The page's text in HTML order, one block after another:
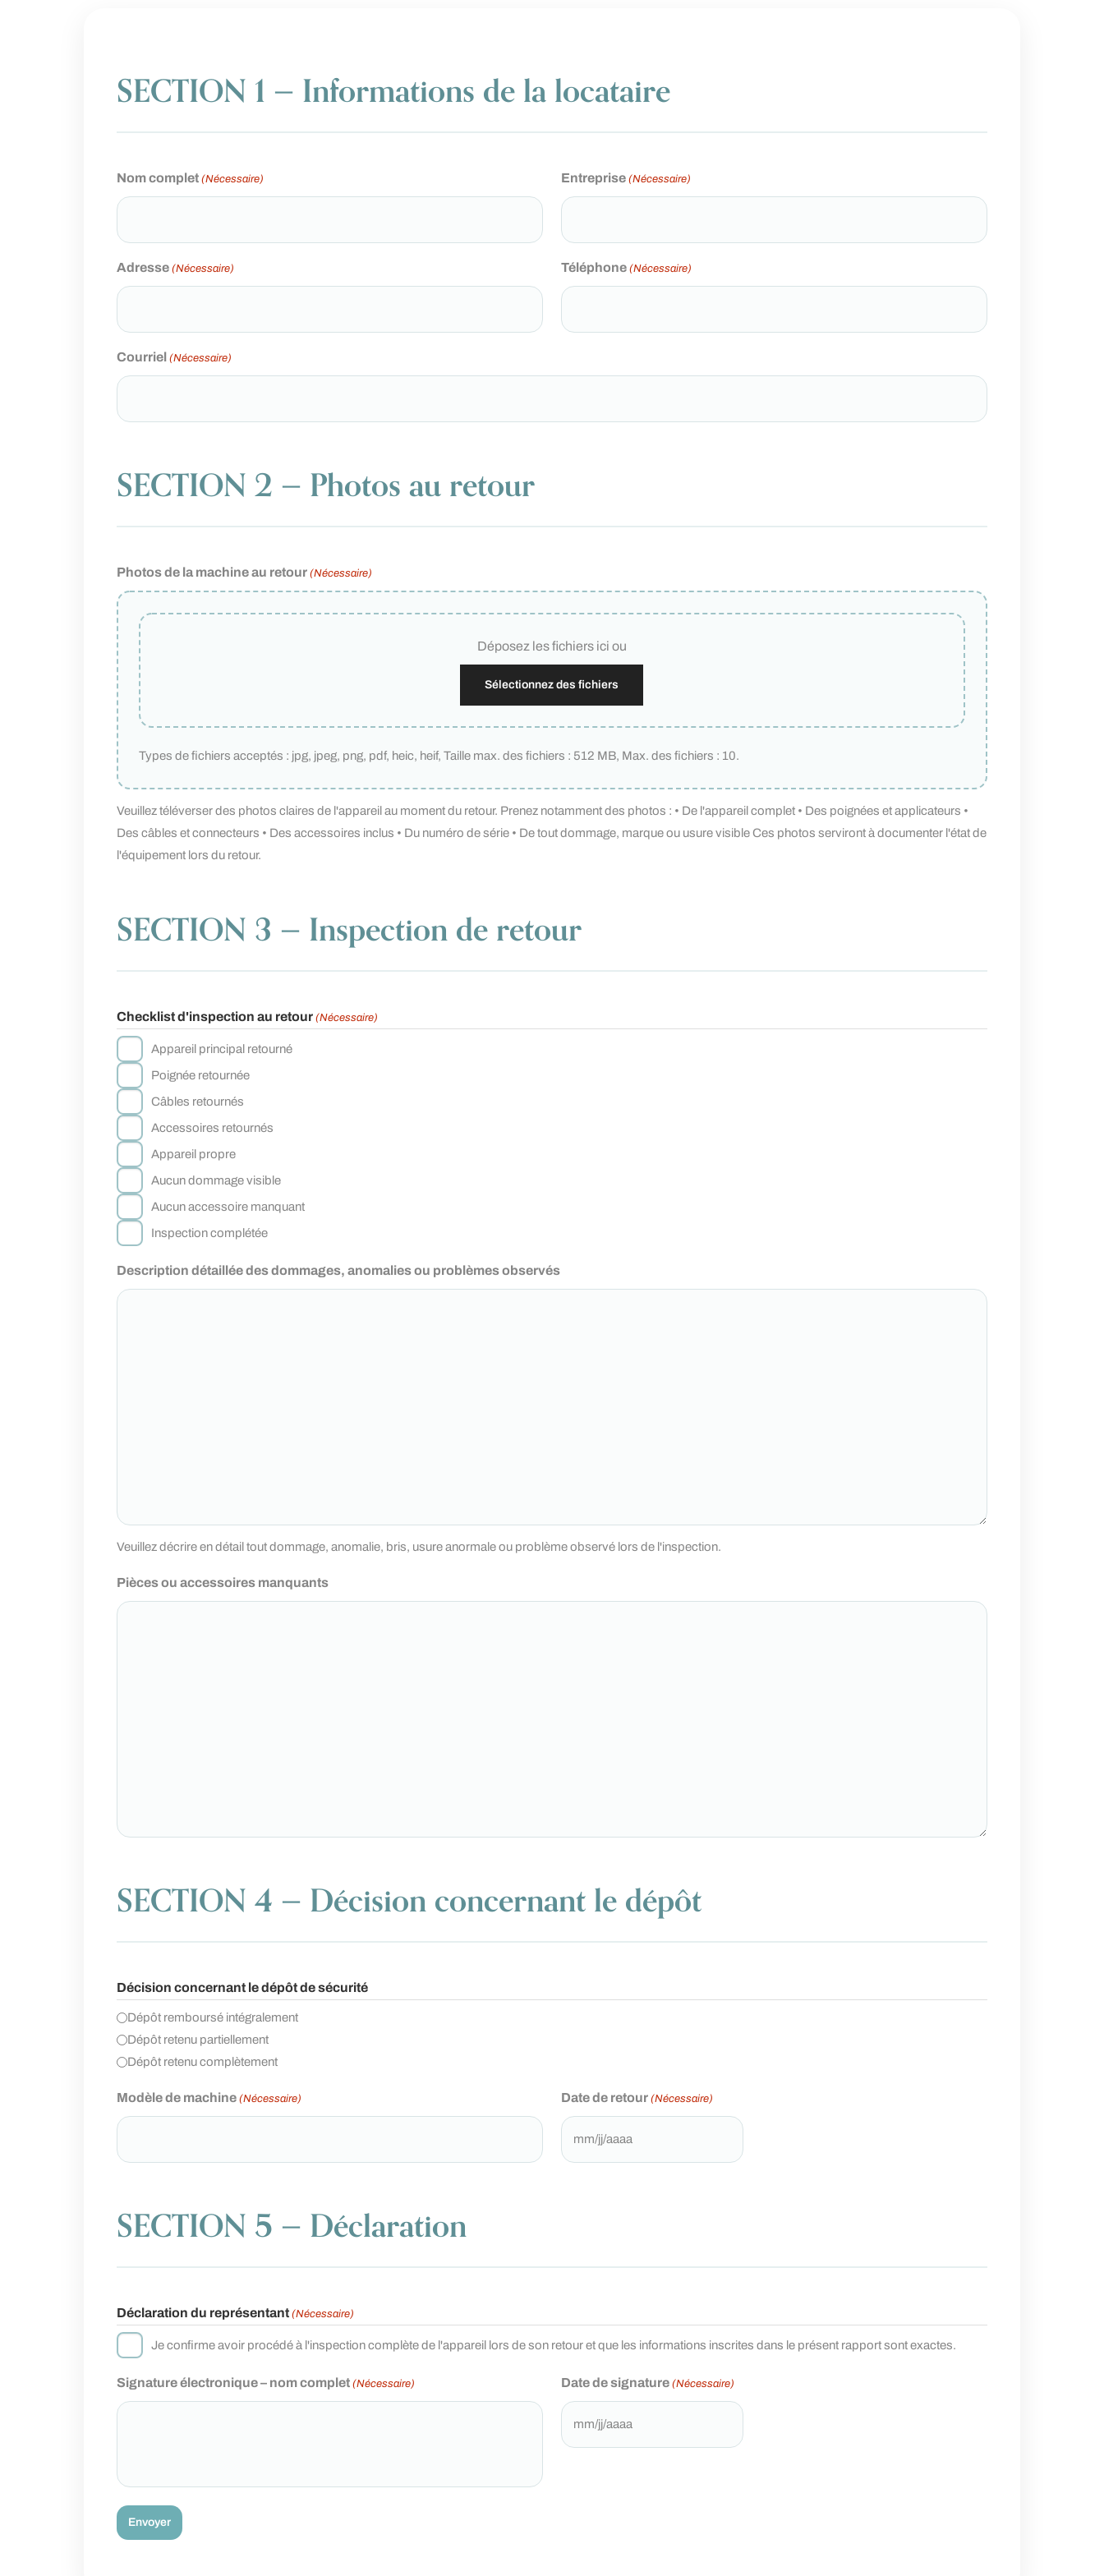
SECTION 1 — Informations de la locataire
Nom complet (Nécessaire) Entreprise (Nécessaire)
Adresse (Nécessaire) Téléphone (Nécessaire)
Courriel (Nécessaire)
SECTION 2 — Photos au retour
Photos de la machine au retour (Nécessaire)
Déposez les fichiers ici ou
Sélectionnez des fichiers
Types de fichiers acceptés : jpg, jpeg, png, pdf, heic, heif, Taille max. des fichiers : 512 MB, Max. des fichiers : 10.
Veuillez téléverser des photos claires de l'appareil au moment du retour. Prenez notamment des photos : • De l'appareil complet • Des poignées et applicateurs •
Des câbles et connecteurs • Des accessoires inclus • Du numéro de série • De tout dommage, marque ou usure visible Ces photos serviront à documenter l'état de
l'équipement lors du retour.
SECTION 3 — Inspection de retour
Checklist d'inspection au retour (Nécessaire)
Appareil principal retourné
Poignée retournée
Câbles retournés
Accessoires retournés
Appareil propre
Aucun dommage visible
Aucun accessoire manquant
Inspection complétée
Description détaillée des dommages, anomalies ou problèmes observés
Veuillez décrire en détail tout dommage, anomalie, bris, usure anormale ou problème observé lors de l'inspection.
Pièces ou accessoires manquants
SECTION 4 — Décision concernant le dépôt
Décision concernant le dépôt de sécurité
Dépôt remboursé intégralement
Dépôt retenu partiellement
Dépôt retenu complètement
Modèle de machine (Nécessaire) Date de retour (Nécessaire)
SECTION 5 — Déclaration
Déclaration du représentant (Nécessaire)
Je confirme avoir procédé à l'inspection complète de l'appareil lors de son retour et que les informations inscrites dans le présent rapport sont exactes.
Signature électronique – nom complet (Nécessaire) Date de signature (Nécessaire)